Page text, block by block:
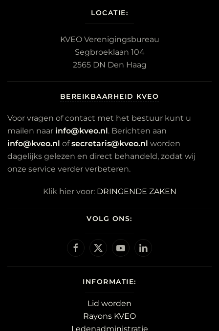
LOCATIE:
KVEO Verenigingsbureau
Segbroeklaan 104
2565 DN Den Haag
BEREIKBAARHEID KVEO
Voor vragen of contact met het bestuur kunt u
mailen naar info@kveo.nl. Berichten aan
info@kveo.nl ofsecretaris@kveo.nl worden
dagelijks gelezen en direct behandeld, zodat wij
onze service verder verbeteren.
Klik hier voor: DRINGENDE ZAKEN
VOLG ONS:
INFORMATIE:
Lid worden
Rayons KVEO
Ledenadministratie